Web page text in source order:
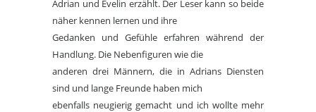
Adrian und Evelin erzählt. Der Leser kann so beide
näher kennen lernen und ihre
Gedanken und Gefühle erfahren während der
Handlung. Die Nebenfiguren wie die
anderen drei Männern, die in Adrians Diensten
sind und lange Freunde haben mich
ebenfalls neugierig gemacht und ich wollte mehr